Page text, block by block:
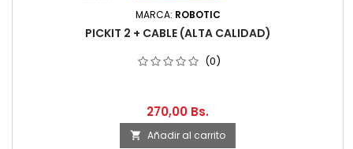
MARCA: ROBOTIC
PICKIT 2 + CABLE (ALTA CALIDAD)
(0)
270,00 Bs.
 Añadir al carrito